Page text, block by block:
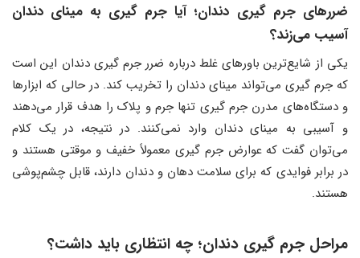
ضررهای جرم گیری دندان؛ آیا جرم‌ گیری به مینای دندان
آسیب می‌زند؟
یکی از شایع‌ترین باورهای غلط درباره ضرر جرم گیری دندان این است
که جرم‌ گیری می‌تواند مینای دندان را تخریب کند. در حالی که ابزارها
و دستگاه‌های مدرن جرم‌ گیری تنها جرم و پلاک را هدف قرار می‌دهند
و آسیبی به مینای دندان وارد نمی‌کنند. در نتیجه، در یک کلام
می‌توان گفت که عوارض جرم‌ گیری معمولاً خفیف و موقتی هستند و
در برابر فوایدی که برای سلامت دهان و دندان دارند، قابل چشم‌پوشی
هستند.
مراحل جرم‌ گیری دندان؛ چه انتظاری باید داشت؟